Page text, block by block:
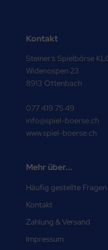
Kontakt
Steiner's Spielbörse
Widenospen 23
8913 Ottenbach
077 419 75 49
info@spiel-boerse.ch
www.spiel-boerse.ch
Mehr über...
Häufig gestellte Fragen
Kontakt
Zahlung & Versand
Impressum